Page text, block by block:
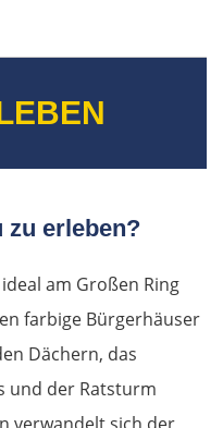
zu erleben?
am Großen Ring
farbige Bürgerhäuser
Dächern, das
und der Ratsturm